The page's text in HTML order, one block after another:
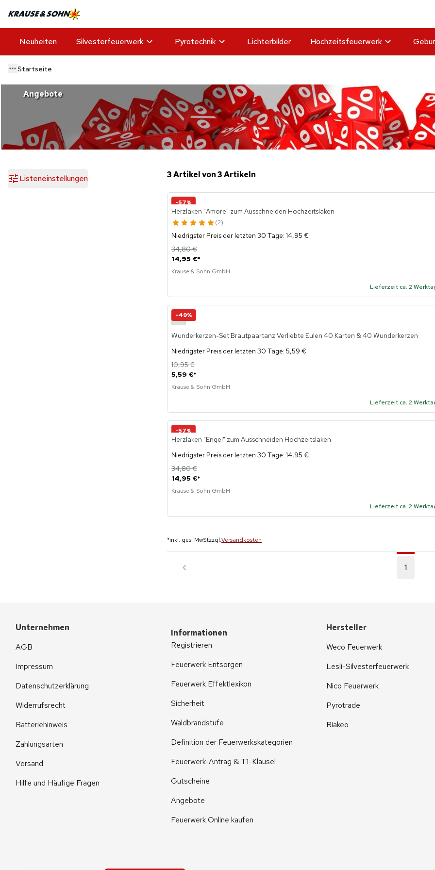
Neuheiten Silvesterfeuerwerk Pyrotechnik Lichterbilder Hochzeitsfeuerwerk
Startseite
Angebote
Listeneinstellungen 3 Artikel von 3 Artikeln
-57%
Herzlaken "Amore" zum Ausschneiden Hochzeitslaken
2
Niedrigster Preis der letzten 30 Tage: 14,95 €
14,95 €*
34,80 €
Krause & Sohn GmbH
Lieferzeit ca. 2
-49%
KI
Wunderkerzen-Set Brautpaartanz Verliebte Eulen 40 Karten & 40 Wunderkerzen
Niedrigster Preis der letzten 30 Tage: 5,59 €
5,59 €*
10,95 €
Krause & Sohn GmbH
Lieferzeit ca. 2
-57%
Herzlaken "Engel" zum Ausschneiden Hochzeitslaken
Niedrigster Preis der letzten 30 Tage: 14,95 €
14,95 €*
34,80 €
Krause & Sohn GmbH
Lieferzeit ca. 2
*inkl. ges. MwStzzgl.Versandkosten
1
Unternehmen
AGB
Impressum
Datenschutzerklärung
Widerrufsrecht
Batteriehinweis
Zahlungsarten
Versand
Hilfe und Häufige Fragen
Informationen
Registrieren
Feuerwerk Entsorgen
Feuerwerk Effektlexikon
Sicherheit
Waldbrandstufe
Definition der Feuerwerkskategorien
Feuerwerk-Antrag & T1-Klausel
Gutscheine
Angebote
Feuerwerk Online kaufen
Hersteller
Weco Feuerwerk
Lesli-Silvesterfeuerwerk
Nico Feuerwerk
Pyrotrade
Riakeo